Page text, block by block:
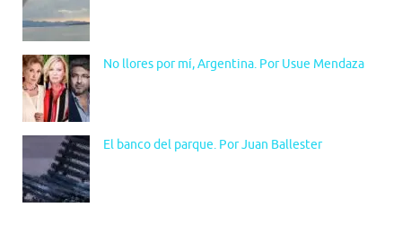
No llores por mí, Argentina. Por Usue Mendaza
El banco del parque. Por Juan Ballester